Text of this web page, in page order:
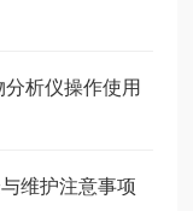
析仪操作使用
维护注意事项